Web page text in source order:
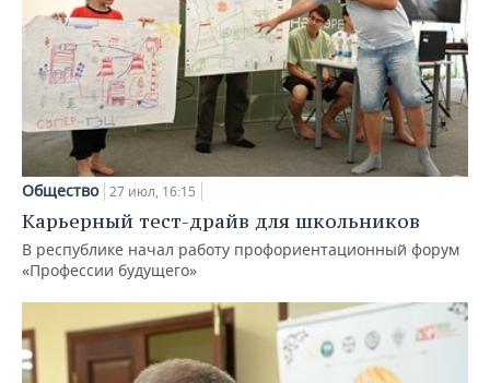
Общество 27 июл, 16:15
Карьерный тест-драйв для школьников
В республике начал работу профориентационный форум
«Профессии будущего»